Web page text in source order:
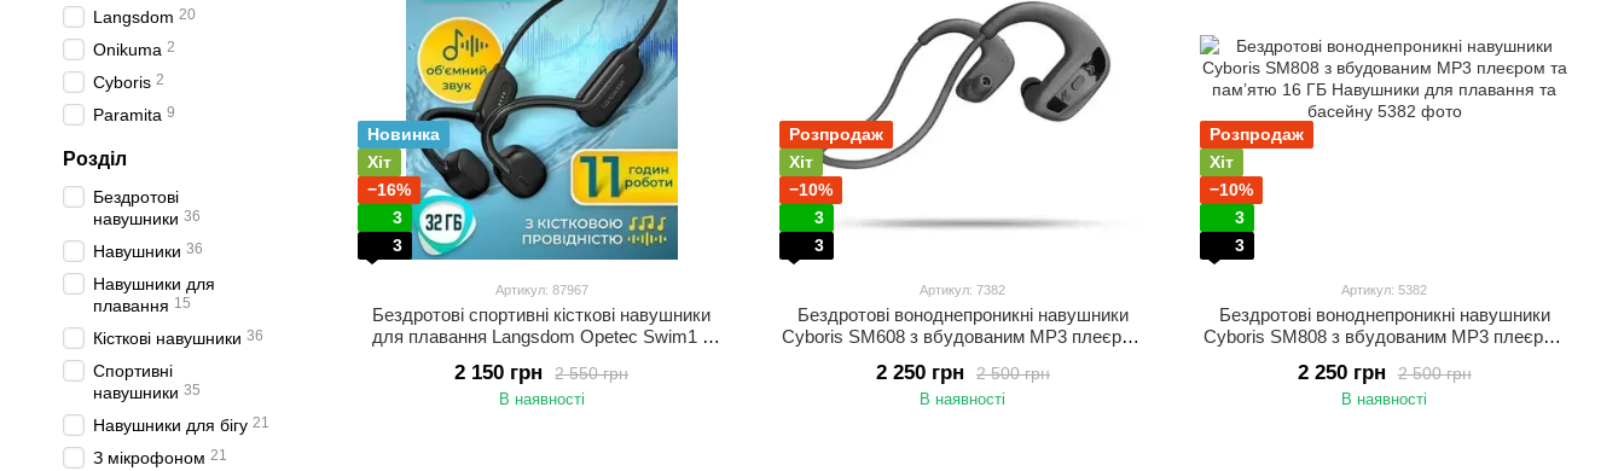
Новинка
Хіт
−16%
3
3
Артикул: 87967
Бездротові спортивні кісткові навушники
для плавання Langsdom Opetec Swim1 з
2 550 грн
2 150 грн
В наявності
Розпродаж
Хіт
−10%
3
3
Артикул: 7382
Бездротові воноднепроникні навушники
Cyboris SM608 з вбудованим MP3 плеєром
та басейну2 500 грн
2 250 грн
В наявності
Розпродаж
Хіт
−10%
3
3
Артикул: 5382
Бездротові воноднепроникні навушники
Cyboris SM808 з вбудованим MP3 плеєром
та басейну2 500 грн
2 250 грн
В наявності
Langsdom 20
Onikuma 2
Cyboris 2
Paramita 9
Розділ
Бездротові
навушники 36
Навушники 36
Навушники для
плавання 15
Кісткові навушники 36
Спортивні
навушники 35
Навушники для бігу 21
З мікрофоном 21